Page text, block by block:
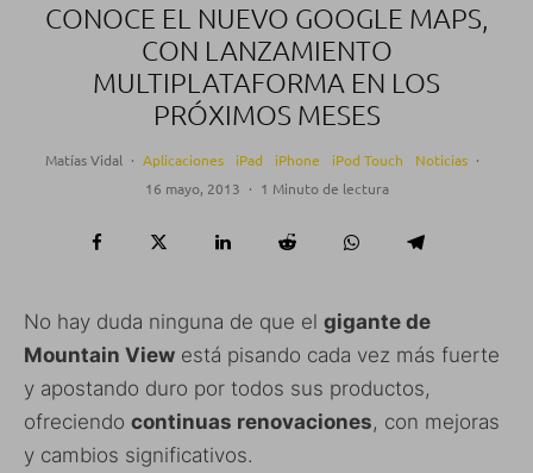
CONOCE EL NUEVO GOOGLE MAPS,
CON LANZAMIENTO
MULTIPLATAFORMA EN LOS
PRÓXIMOS MESES
Matías Vidal · Aplicaciones iPad iPhone iPod Touch Noticias ·
16 mayo, 2013 · 1 Minuto de lectura
No hay duda ninguna de que el gigante de
Mountain View está pisando cada vez más fuerte
y apostando duro por todos sus productos,
ofreciendo continuas renovaciones, con mejoras
y cambios significativos.